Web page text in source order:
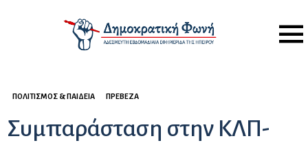
Menu
ΠΟΛΙΤΙΣΜΌΣ & ΠΑΙΔΕΊΑ ΠΡΈΒΕΖΑ
Συμπαράσταση στην ΚΛΠ-